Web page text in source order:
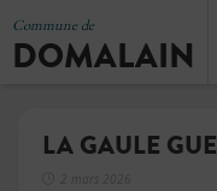
Commune de
DOMALAIN
LA GAULE